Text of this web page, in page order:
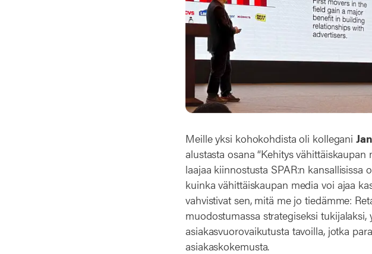
Meille yksi kohokohdista oli kollegani
alustasta osana “Kehitys
laajaa kiinnostusta SPAR:n kansallisissa
kuinka vähittäiskaupan media voi ajaa
vahvistivat sen, mitä me jo tiedämme:
muodostumassa strategiseksi
asiakasvuorovaikutusta tavoilla, jotka
asiakaskokemusta.